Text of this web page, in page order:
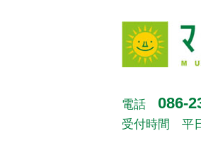
電話 086-
受付時間 平